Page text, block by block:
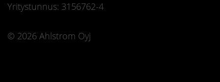
Yritystunnus: 3156762-4
© 2026 Ahlstrom Oyj